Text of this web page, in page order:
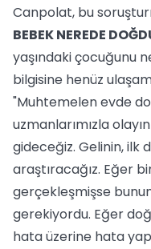
Canpolat, bu
BEBEK NEREDE
yaşındaki çocuğunu
bilgisine henüz
"Muhtemelen evde
uzmanlarımızla
gideceğiz. Gelinin, ilk
araştıracağız. Eğer
gerçekleşmişse
gerekiyordu. Eğer
hata üzerine hata